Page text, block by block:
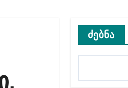
– გია ხუხაშვილი
გამოძიებიდან შესაძლო
ძებნა